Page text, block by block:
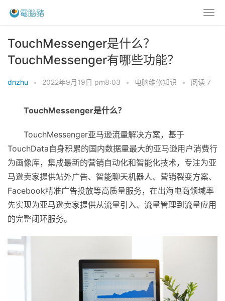
TouchMessenger是什么？
TouchMessenger有哪些功能？
dnzhu • 2022年9月19日 pm8:03 • 电脑维修知识 • 阅读 7
TouchMessenger是什么？
TouchMessenger亚马逊流量解决方案，基于
TouchData自身积累的国内数据量最大的亚马逊用户消费行
为画像库，集成最新的营销自动化和智能化技术，专注为亚
马逊卖家提供站外广告、智能聊天机器人、营销裂变方案、
Facebооk精准广告投放等高质量服务，在出海电商领域率
先实现为亚马逊卖家提供从流量引入、流量管理到流量应用
的完整闭环服务。